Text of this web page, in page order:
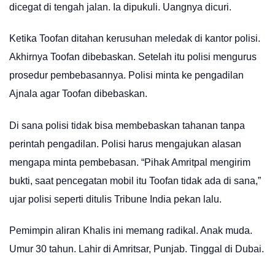
dicegat di tengah jalan. Ia dipukuli. Uangnya dicuri.
Ketika Toofan ditahan kerusuhan meledak di kantor polisi.
Akhirnya Toofan dibebaskan. Setelah itu polisi mengurus
prosedur pembebasannya. Polisi minta ke pengadilan
Ajnala agar Toofan dibebaskan.
Di sana polisi tidak bisa membebaskan tahanan tanpa
perintah pengadilan. Polisi harus mengajukan alasan
mengapa minta pembebasan. “Pihak Amritpal mengirim
bukti, saat pencegatan mobil itu Toofan tidak ada di sana,”
ujar polisi seperti ditulis Tribune India pekan lalu.
Pemimpin aliran Khalis ini memang radikal. Anak muda.
Umur 30 tahun. Lahir di Amritsar, Punjab. Tinggal di Dubai.